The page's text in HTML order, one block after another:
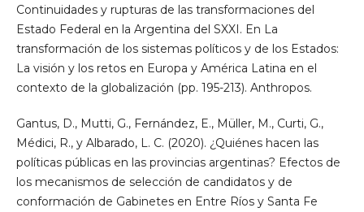
Continuidades y rupturas de las transformaciones del
Estado Federal en la Argentina del SXXI. En La
transformación de los sistemas políticos y de los Estados:
La visión y los retos en Europa y América Latina en el
contexto de la globalización (pp. 195-213). Anthropos.
Gantus, D., Mutti, G., Fernández, E., Müller, M., Curti, G.,
Médici, R., y Albarado, L. C. (2020). ¿Quiénes hacen las
políticas públicas en las provincias argentinas? Efectos de
los mecanismos de selección de candidatos y de
conformación de Gabinetes en Entre Ríos y Santa Fe